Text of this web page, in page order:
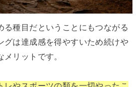
る種目だということにもつながる
グは達成感を得やすいため続けや
リットです。